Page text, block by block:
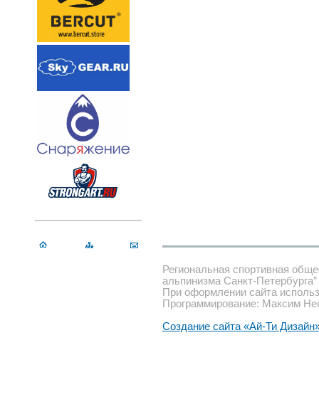
Региональная спортивная
альпинизма Санкт-Петербурга”
При оформлении сайта
Программирование: Максим
Создание сайта «Ай-Ти